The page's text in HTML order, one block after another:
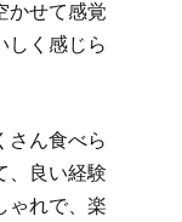
かせて感覚
しく感じら
さん食べら
、良い経験
ゃれで、楽